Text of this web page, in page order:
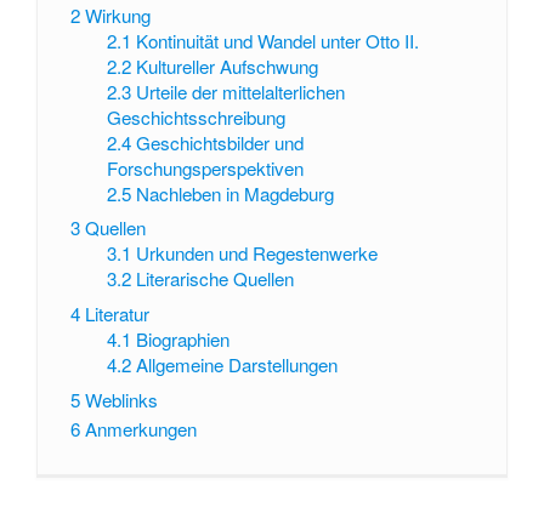
2Wirkung
2.1 Kontinuität und Wandel unter Otto II.
2.2 Kultureller Aufschwung
2.3 Urteile der mittelalterlichen
Geschichtsschreibung
2.4 Geschichtsbilder und
Forschungsperspektiven
2.5 Nachleben in Magdeburg
3Quellen
3.1 Urkunden und Regestenwerke
3.2 Literarische Quellen
4 Literatur
4.1 Biographien
4.2 Allgemeine Darstellungen
5Weblinks
6Anmerkungen